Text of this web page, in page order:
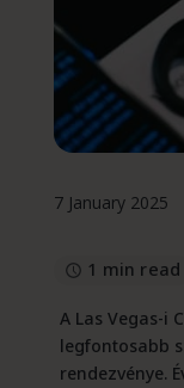
7 January 2025
1 min read
A Las Vegas-i
legfontosabb
rendezvénye.